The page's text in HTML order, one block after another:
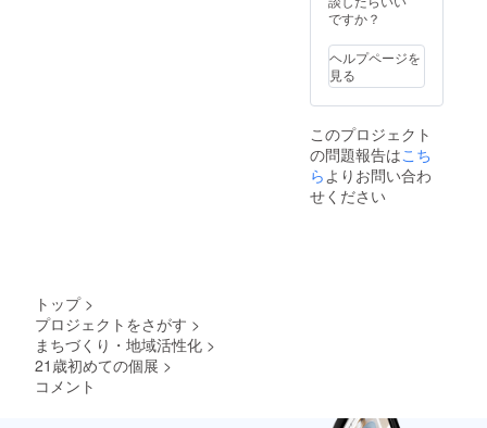
ですか？
ヘルプページを
見る
このプロジェクト
の問題報告はこち
ら よりお問い合わ
せください
トップ >
プロジェクトをさがす >
まちづくり・地域活性化 >
21歳初めての個展 >
コメント